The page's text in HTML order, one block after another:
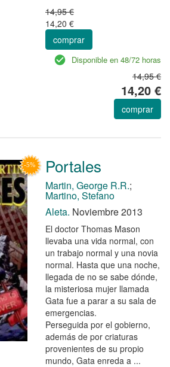
14,95 €
14,20 €
comprar
Disponible en 48/72 horas
14,95 €
14,20 €
comprar
Portales
Martin, George R.R.;
Martino, Stefano
Aleta. Noviembre 2013
El doctor Thomas Mason
llevaba una vida normal, con
un trabajo normal y una novia
normal. Hasta que una noche,
llegada de no se sabe dónde,
la misteriosa mujer llamada
Gata fue a parar a su sala de
emergencias.
Perseguida por el gobierno,
además de por criaturas
provenientes de su propio
mundo, Gata enreda a ...